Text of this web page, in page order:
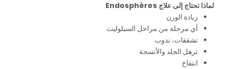
لماذا تحتاج إلى علاج Endosphères
زيادة الوزن
أي مرحلة من مراحل السيلوليت
تشققات، ندوب
ترهل الجلد والأنسجة
انتفاخ